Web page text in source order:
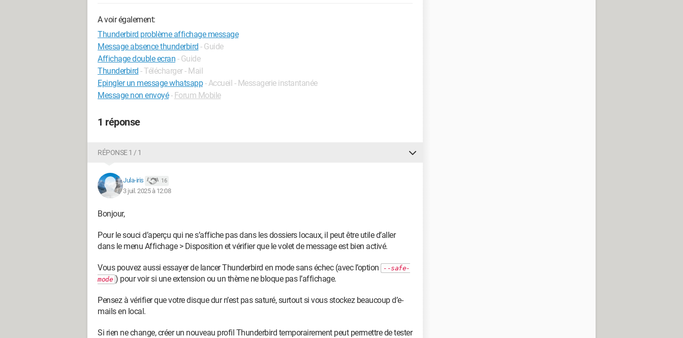
Windows / Chrome 137.0.0.0
A voir également:
Thunderbird problème affichage message
Message absence thunderbird - Guide
Affichage double ecran - Guide
Thunderbird - Télécharger - Mail
Epingler un message whatsapp - Accueil - Messagerie instantanée
Message non envoyé - Forum Mobile
1 réponse
RÉPONSE 1 / 1
Jula-iris 16
3 juil. 2025 à 12:08
Bonjour,
Pour le souci d’aperçu qui ne s’affiche pas dans les dossiers locaux, il peut être utile d’aller
dans le menu Affichage > Disposition et vérifier que le volet de message est bien activé.
Vous pouvez aussi essayer de lancer Thunderbird en mode sans échec (avec l’option
--safe-
mode ) pour voir si une extension ou un thème ne bloque pas l’affichage.
Pensez à vérifier que votre disque dur n’est pas saturé, surtout si vous stockez beaucoup d’e-
mails en local.
Si rien ne change, créer un nouveau profil Thunderbird temporairement peut permettre de tester